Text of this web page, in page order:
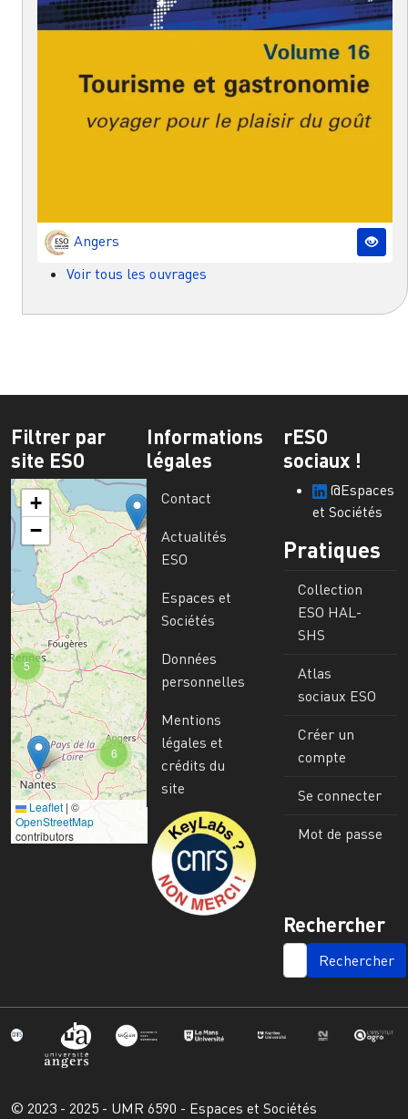
Angers
Voir tous les ouvrages
Filtrer par
site ESO
6
5
+
−
Leaflet | ©
OpenStreetMap
contributors
Informations
légales
Contact
Actualités
ESO
Espaces et
Sociétés
Données
personnelles
Mentions
légales et
crédits du
site
Image
rESO
sociaux !
@Espaces
et Sociétés
Pratiques
Collection
ESO HAL-
SHS
Atlas
sociaux ESO
Créer un
compte
Se connecter
Mot de passe
Rechercher
SEARCH
© 2023 - 2025 - UMR 6590 - Espaces et Sociétés